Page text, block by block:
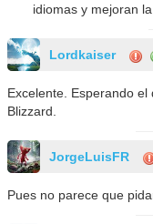
idiomas y mejoran
Lordkaiser
Excelente. Esperando
Blizzard.
JorgeLuisFR
Pues no parece que